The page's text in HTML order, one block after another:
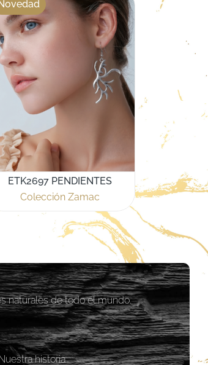
ETK2697 PENDIENTES
Colección Zamac
naturales de todo el mundo.
historia